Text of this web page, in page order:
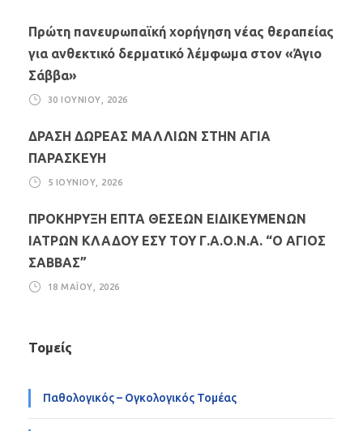
Πρώτη πανευρωπαϊκή χορήγηση νέας θεραπείας
για ανθεκτικό δερματικό λέμφωμα στον «Άγιο
Σάββα»
30 ΙΟΥΝΊΟΥ, 2026
ΔΡΑΣΗ ΔΩΡΕΑΣ ΜΑΛΛΙΩΝ ΣΤΗΝ ΑΓΙΑ
ΠΑΡΑΣΚΕΥΗ
5 ΙΟΥΝΊΟΥ, 2026
ΠΡΟΚΗΡΥΞΗ ΕΠΤΑ ΘΕΣΕΩΝ ΕΙΔΙΚΕΥΜΕΝΩΝ
ΙΑΤΡΩΝ ΚΛΑΔΟΥ ΕΣΥ ΤΟΥ Γ.Α.Ο.Ν.Α. “Ο ΑΓΙΟΣ
ΣΑΒΒΑΣ”
18 ΜΑΪ́ΟΥ, 2026
Τομείς
Παθολογικός – Ογκολογικός Τομέας